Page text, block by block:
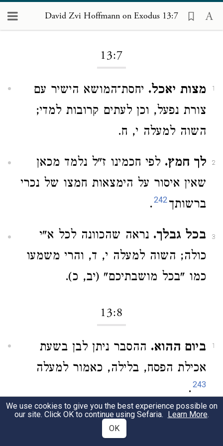
David Zvi Hoffmann on Exodus 13:7
13:7
1 מצות יאכל. יחסת־המושא הישיר עם
צורת נפעל, וכן לעתים קרובות למדי;
השוה למעלה י, ח.
2 לך חמץ. לפי חכמינו ז"ל נלמד מכאן
שאין איסור על הימצאות חמצו של נכרי
ברשותך242
.
3 בכל גבלך. נראה שהכוונה לכל א"י
כולה; השוה למעלה י, ד, והרי משמעו
כמו "בכל מושבתיכם" (יב, כ).
13:8
1 ביום ההוא. ההסבר ניתן לבן בשעת
אכילת הפסח, בלילה, כאמור למעלה
243
.
בעבור זהמוסב על הפסח, כלומר
עשה ה' לי
We use cookies to give you the best experience possible on
our site. Click OK to continue using Sefaria. Learn More.
OK